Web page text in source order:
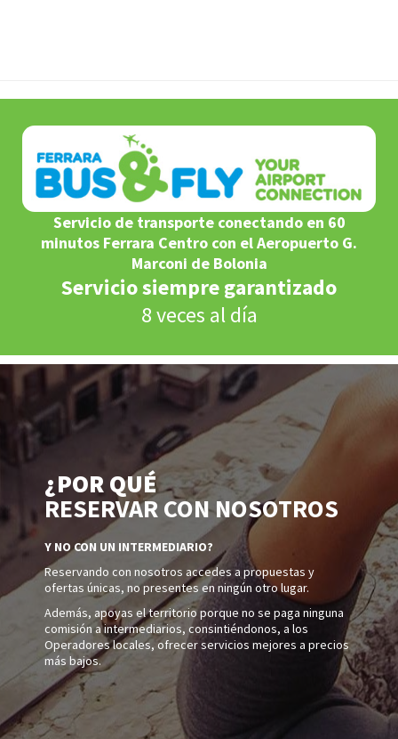
Servicio de transporte conectando en 60
minutos Ferrara Centro con el Aeropuerto G.
Marconi de Bolonia
Servicio siempre garantizado
8 veces al día
¿POR QUÉ
RESERVAR CON NOSOTROS
Y NO CON UN INTERMEDIARIO?
Reservando con nosotros accedes a propuestas y
ofertas únicas, no presentes en ningún otro lugar.
Además, apoyas el territorio porque no se paga ninguna
comisión a intermediarios, consintiéndonos, a los
Operadores locales, ofrecer servicios mejores a precios
más bajos.